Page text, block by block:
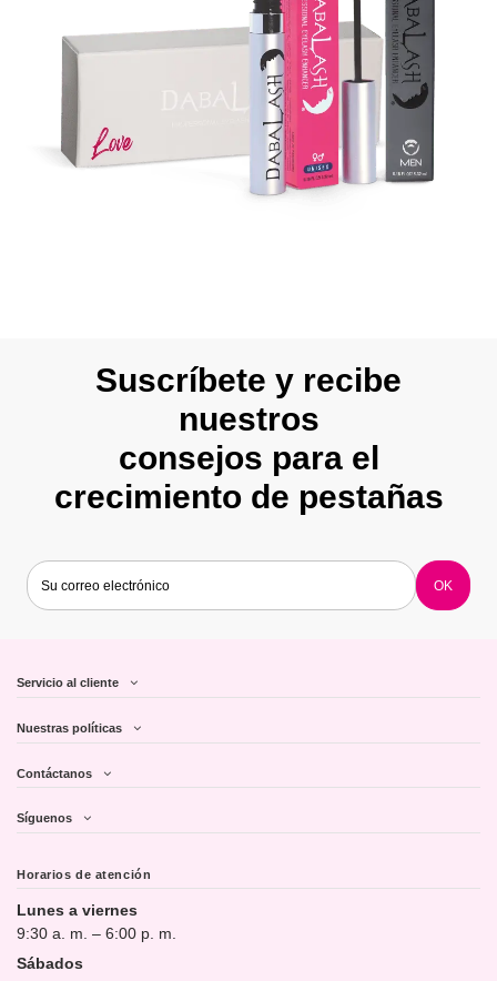
Suscríbete y recibe
nuestros
consejos para el
crecimiento de pestañas
Servicio al cliente
Nuestras políticas
Contáctanos
Síguenos
Horarios de atención
Lunes a viernes
9:30 a. m. – 6:00 p. m.
Sábados